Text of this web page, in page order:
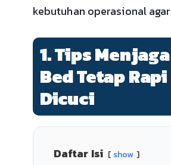
kebutuhan operasional
1. Tips
Bed Tetap
Dicuci
Daftar Isi show